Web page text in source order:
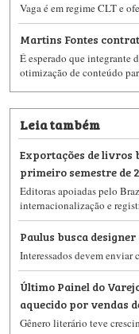
Vaga é em regime CLT e
Martins Fontes
É esperado que integrante
otimização de conteúdo
Leia também
Exportações de livros
primeiro semestre de
Editoras apoiadas pelo
internacionalização e
Paulus busca
Interessados devem enviar
Último Painel do
aquecido por vendas
Gênero literário teve